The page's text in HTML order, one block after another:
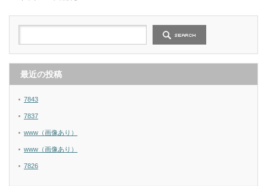
最近の投稿
7843
7837
www（画像あり）
www（画像あり）
7826